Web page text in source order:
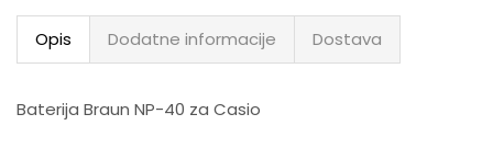
Opis Dodatne informacije Dostava
Baterija Braun NP-40 za Casio